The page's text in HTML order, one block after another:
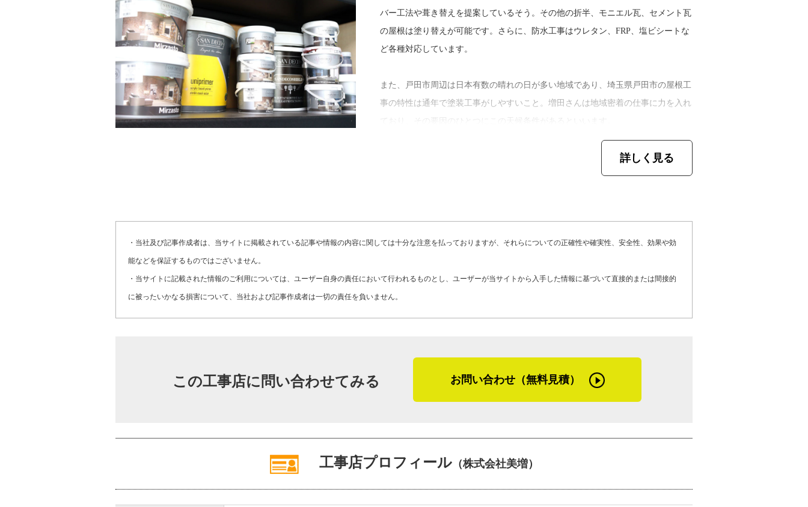
工事店番号 Y11-AZT
付いていない不具合に焦点を当ててアドバイスをしたり、色や補修方法の提案をし
たりもできますよ。塗装や防水ではメンテナンスできない劣化なら、屋根リフォー
ムをすることも可能です。飛び込み営業で酷い工事をするリフォーム会社が増え
住宅リフォームができるように体制を整えたのは、そんな状況が許せなかったから
です。地域の皆様の住宅は僕が守る気概で、今後も地域密着で仕事をしていきま
バー工法や葺き替えを提案しているそう。その他の折半、モニエル瓦、セメント瓦
の屋根は塗り替えが可能です。さらに、防水工事はウレタン、FRP、塩ビシートな
ど各種対応しています。
また、戸田市周辺は日本有数の晴れの日が多い地域であり、埼玉県戸田市の屋根工
事の特性は通年で塗装工事がしやすいこと。増田さんは地域密着の仕事に力を入れ
最後に「やねいろは」をご覧になっている、雨漏り修理や屋根塗装の劣化でお困り
のお客さま、そして屋根リフォーム・屋根修理を検討しているお客さまへメッセー
界にいたので、意匠性の高いものに関して他の人とは視点がちょっと違うかなと思
のこと、何でもご相談くださいね。アフターフォローを疎かにして広い地域で仕事
というよりは、地域密着で手厚い施工や点検ができるよう努めているので、屋根に
限らず住宅のことなら気軽にご相談ください」
田さん。美増が地域密着を掲げるのは、増田さんが地元人だという理由もありま
詳しく見る
・当社及び記事作成者は、当サイトに掲載されている記事や情報の内容に関しては十分な注意を払っておりますが、それらについての正確性や確実性、安全性、効果や効
能などを保証するものではございません。
・当サイトに記載された情報のご利用については、ユーザー自身の責任において行われるものとし、ユーザーが当サイトから入手した情報に基づいて直接的または間接的
に被ったいかなる損害について、当社および記事作成者は一切の責任を負いません。
この工事店に問い合わせてみる お問い合わせ（無料見積）
工事店プロフィール（株式会社美増）